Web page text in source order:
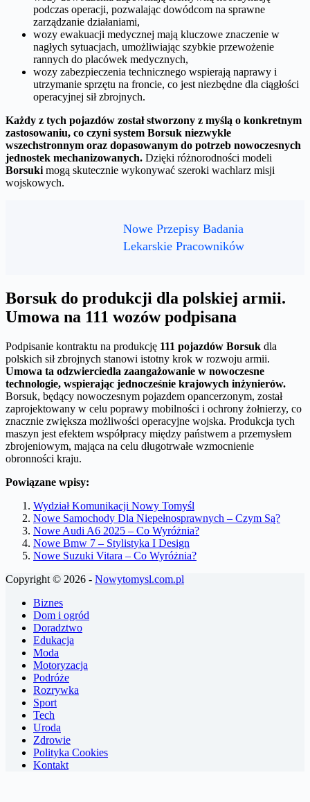
podczas operacji, pozwalając dowódcom na sprawne
zarządzanie działaniami,
wozy ewakuacji medycznej mają kluczowe znaczenie w
nagłych sytuacjach, umożliwiając szybkie przewożenie
rannych do placówek medycznych,
wozy zabezpieczenia technicznego wspierają naprawy i
utrzymanie sprzętu na froncie, co jest niezbędne dla ciągłości
operacyjnej sił zbrojnych.
Każdy z tych pojazdów został stworzony z myślą o konkretnym
zastosowaniu, co czyni system Borsuk niezwykle
wszechstronnym oraz dopasowanym do potrzeb nowoczesnych
jednostek mechanizowanych. Dzięki różnorodności modeli
Borsuki mogą skutecznie wykonywać szeroki wachlarz misji
wojskowych.
Nowe Przepisy Badania
Lekarskie Pracowników
Borsuk do produkcji dla polskiej armii.
Umowa na 111 wozów podpisana
Podpisanie kontraktu na produkcję 111 pojazdów Borsuk dla
polskich sił zbrojnych stanowi istotny krok w rozwoju armii.
Umowa ta odzwierciedla zaangażowanie w nowoczesne
technologie, wspierając jednocześnie krajowych inżynierów.
Borsuk, będący nowoczesnym pojazdem opancerzonym, został
zaprojektowany w celu poprawy mobilności i ochrony żołnierzy, co
znacznie zwiększa możliwości operacyjne wojska. Produkcja tych
maszyn jest efektem współpracy między państwem a przemysłem
zbrojeniowym, mająca na celu długotrwałe wzmocnienie
obronności kraju.
Powiązane wpisy:
Wydział Komunikacji Nowy Tomyśl
Nowe Samochody Dla Niepełnosprawnych – Czym Są?
Nowe Audi A6 2025 – Co Wyróżnia?
Nowe Bmw 7 – Stylistyka I Design
Nowe Suzuki Vitara – Co Wyróżnia?
Copyright © 2026 - Nowytomysl.com.pl
Biznes
Dom i ogród
Doradztwo
Edukacja
Moda
Motoryzacja
Podróże
Rozrywka
Sport
Tech
Uroda
Zdrowie
Polityka Cookies
Kontakt